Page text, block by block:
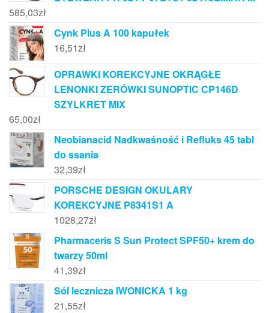
585,03zł
Cynk Plus A 100 kapułek
16,51zł
OPRAWKI KOREKCYJNE OKRĄGŁE
LENONKI ZERÓWKI SUNOPTIC CP146D
SZYLKRET MIX
65,00zł
Neobianacid Nadkwaśność i Refluks 45 tabl
do ssania
32,39zł
PORSCHE DESIGN OKULARY
KOREKCYJNE P8341S1 A
1028,27zł
Pharmaceris S Sun Protect SPF50+ krem do
twarzy 50ml
41,39zł
Sól lecznicza IWONICKA 1 kg
21,55zł